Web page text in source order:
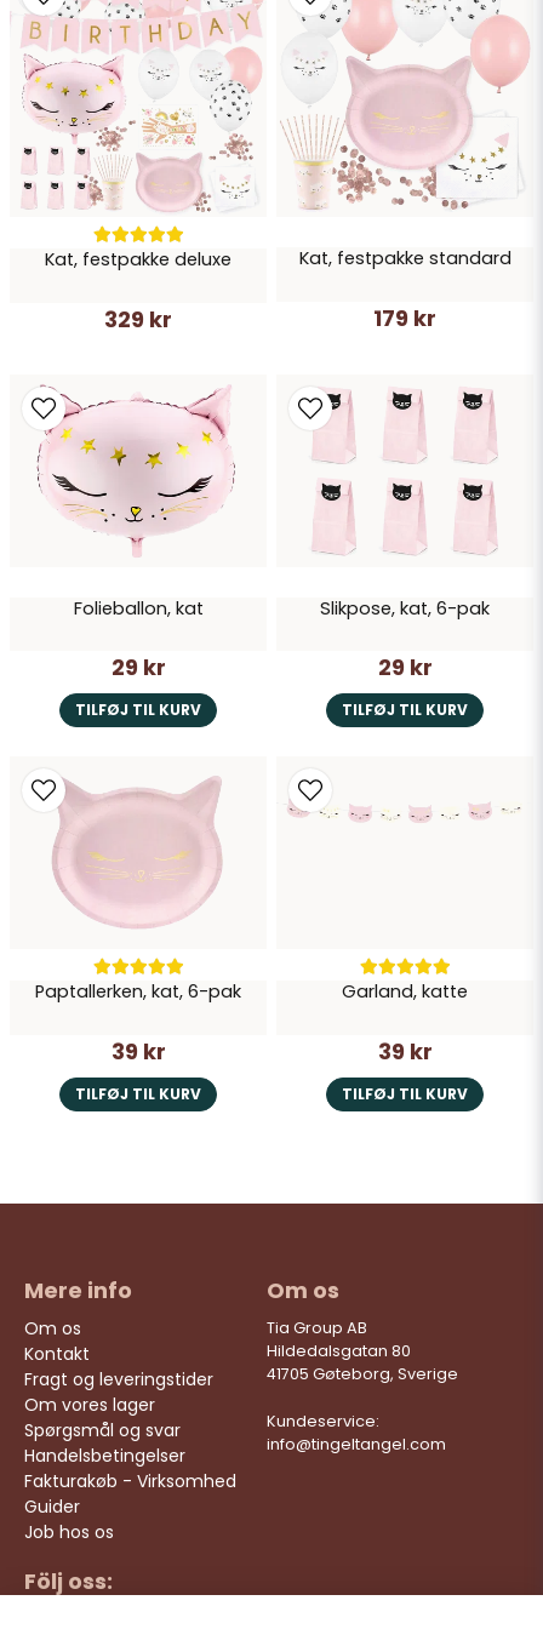
Kat, festpakke deluxe
329 kr
Kat, festpakke standard
179 kr
Folieballon, kat
29 kr
TILFØJ TIL KURV
Slikpose, kat, 6-pak
29 kr
TILFØJ TIL KURV
Paptallerken, kat, 6-pak
39 kr
TILFØJ TIL KURV
Garland, katte
39 kr
TILFØJ TIL KURV
Mere info
Om os
Kontakt
Fragt og leveringstider
Om vores lager
Spørgsmål og svar
Handelsbetingelser
Fakturakøb - Virksomhed
Guider
Job hos os
Om os
Tia Group AB
Hildedalsgatan 80
41705 Gøteborg, Sverige
Kundeservice:
info@tingeltangel.com
Följ oss: